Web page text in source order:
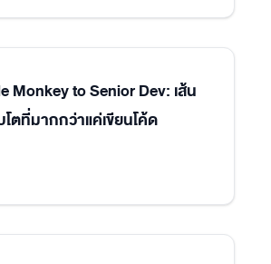
Monkey to Senior Dev: เส้น
โตที่มากกว่าแค่เขียนโค้ด